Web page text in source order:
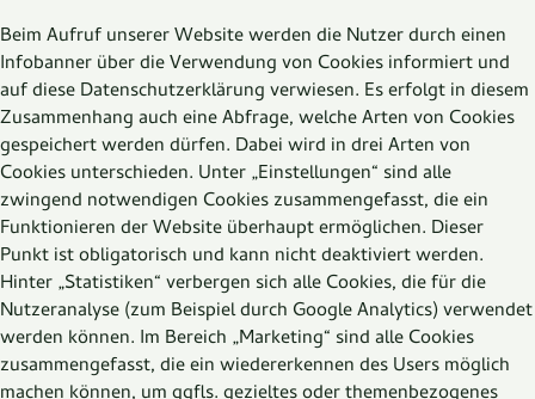
Beim Aufruf unserer Website werden die Nutzer durch einen
Infobanner über die Verwendung von Cookies informiert und
auf diese Datenschutzerklärung verwiesen. Es erfolgt in diesem
Zusammenhang auch eine Abfrage, welche Arten von Cookies
gespeichert werden dürfen. Dabei wird in drei Arten von
Cookies unterschieden. Unter „Einstellungen“ sind alle
zwingend notwendigen Cookies zusammengefasst, die ein
Funktionieren der Website überhaupt ermöglichen. Dieser
Punkt ist obligatorisch und kann nicht deaktiviert werden.
Hinter „Statistiken“ verbergen sich alle Cookies, die für die
Nutzeranalyse (zum Beispiel durch Google Analytics) verwendet
werden können. Im Bereich „Marketing“ sind alle Cookies
zusammengefasst, die ein wiedererkennen des Users möglich